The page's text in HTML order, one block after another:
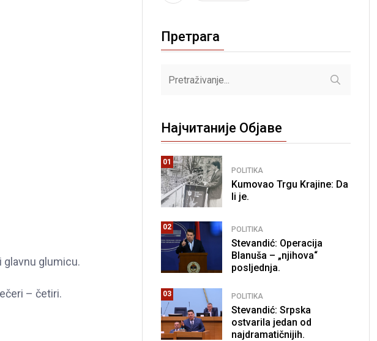
glavnu glumicu.
– četiri.
Претрага
Најчитаније Објаве
01
POLITIKA
Kumovao Trgu Krajine: Da
li je.
02 POLITIKA
Stevandić: Operacija
Blanuša – „njihova“
posljednja.
03 POLITIKA
Stevandić: Srpska
ostvarila jedan od
najdramatičnijih.